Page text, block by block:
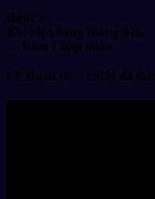
Bước 6:
Khi hiện bảng thông báo
→ Bấm Chấp nhận
👉 Hoàn tất – eSIM đã